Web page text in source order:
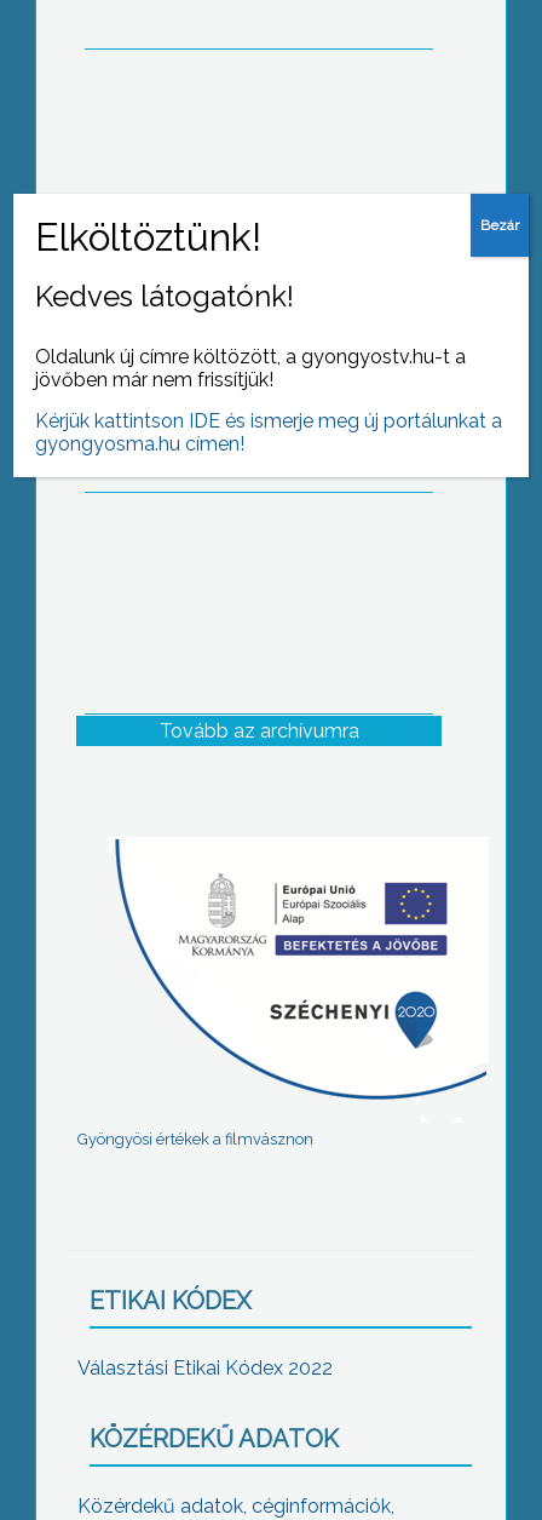
Az emutartás és tenyésztés gyakorlati
kérdései címmel szakmai
ismeretterjesztő tanfolyamot hirdet a
Mátra Szakképző Iskola
Tovább az archívumra
Gyöngyösi értékek a filmvásznon
ETIKAI KÓDEX
Választási Etikai Kódex 2022
KÖZÉRDEKŰ ADATOK
Közérdekű adatok, céginformációk,
Kedves látogatónk!
Oldalunk új címre költözött, a gyongyostv.hu-t a
jövőben már nem frissítjük!
Kérjük kattintson IDE és ismerje meg új portálunkat a
gyongyosma.hu címen!